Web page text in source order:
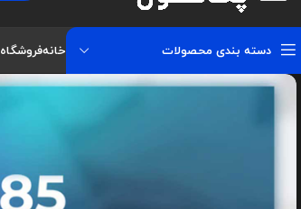
دسته بندی محصولات خانهفروشگاه